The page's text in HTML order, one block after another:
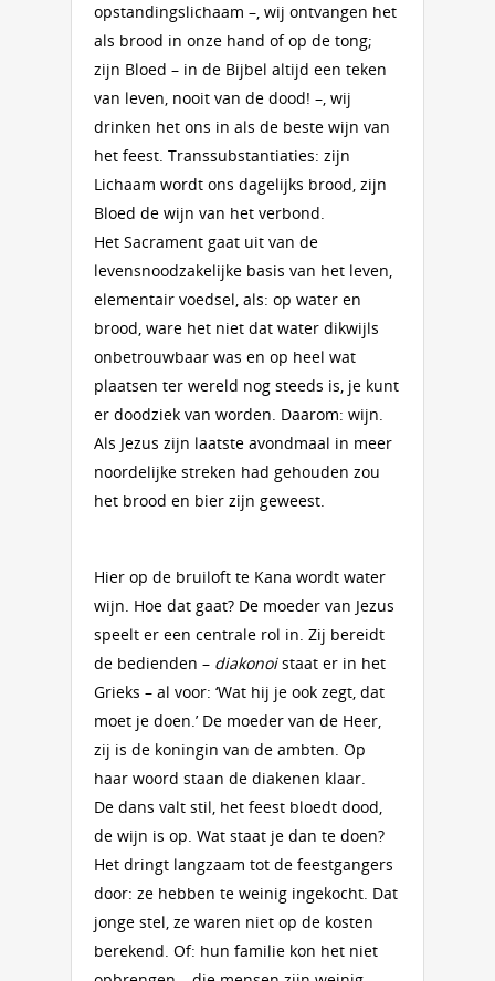
opstandingslichaam –, wij ontvangen het
als brood in onze hand of op de tong;
zijn Bloed – in de Bijbel altijd een teken
van leven, nooit van de dood! –, wij
drinken het ons in als de beste wijn van
het feest. Transsubstantiaties: zijn
Lichaam wordt ons dagelijks brood, zijn
Bloed de wijn van het verbond.
Het Sacrament gaat uit van de
levensnoodzakelijke basis van het leven,
elementair voedsel, als: op water en
brood, ware het niet dat water dikwijls
onbetrouwbaar was en op heel wat
plaatsen ter wereld nog steeds is, je kunt
er doodziek van worden. Daarom: wijn.
Als Jezus zijn laatste avondmaal in meer
noordelijke streken had gehouden zou
het brood en bier zijn geweest.
Hier op de bruiloft te Kana wordt water
wijn. Hoe dat gaat? De moeder van Jezus
speelt er een centrale rol in. Zij bereidt
de bedienden – diakonoistaat er in het
Grieks – al voor: ‘Wat hij je ook zegt, dat
moet je doen.’ De moeder van de Heer,
zij is de koningin van de ambten. Op
haar woord staan de diakenen klaar.
De dans valt stil, het feest bloedt dood,
de wijn is op. Wat staat je dan te doen?
Het dringt langzaam tot de feestgangers
door: ze hebben te weinig ingekocht. Dat
jonge stel, ze waren niet op de kosten
berekend. Of: hun familie kon het niet